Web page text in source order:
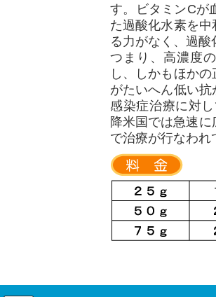
す。ビタミンCが
た過酸化水素を
る力がなく、過
つまり、高濃度
し、しかもほか
がたいへん低い
感染症治療に対
降米国では急速
で治療が行なわれ